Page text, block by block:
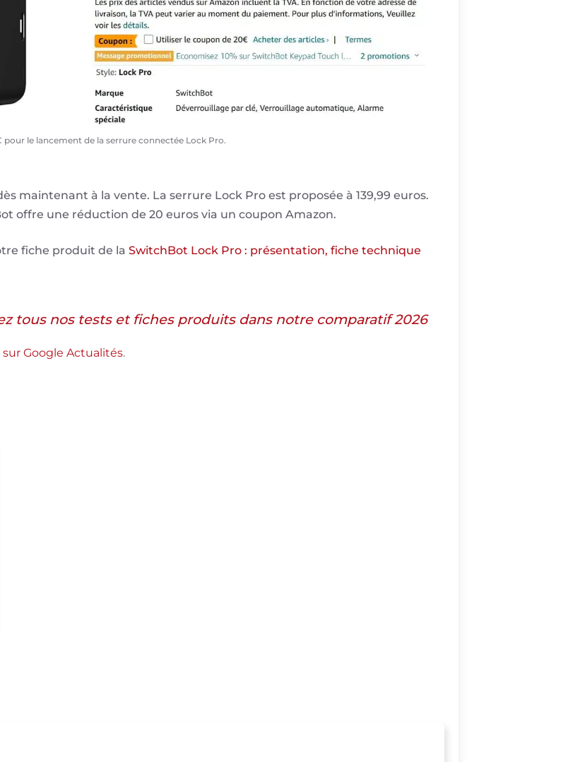
le lancement de la serrure connectée Lock Pro.
maintenant à la vente. La serrure Lock Pro est proposée à 139,99 euros.
offre une réduction de 20 euros via un coupon Amazon.
fiche produit de la SwitchBot Lock Pro : présentation, fiche technique
tous nos tests et fiches produits dans notre comparatif 2026
Google Actualités.